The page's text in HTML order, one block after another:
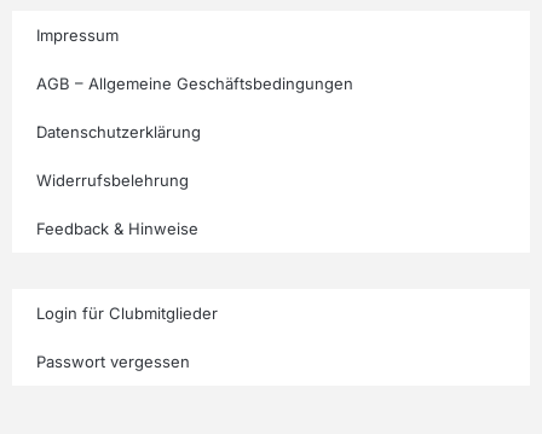
Impressum
AGB – Allgemeine Geschäftsbedingungen
Datenschutzerklärung
Widerrufsbelehrung
Feedback & Hinweise
Login für Clubmitglieder
Passwort vergessen